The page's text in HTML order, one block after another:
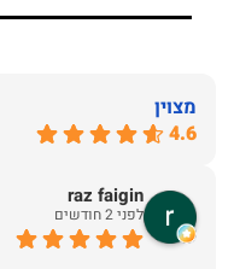
מצוין
4.6
raz faigin
לפני 2 חודשים